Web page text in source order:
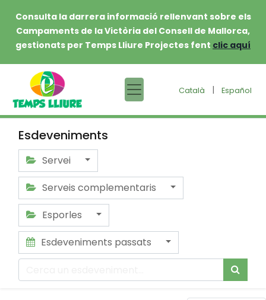
Consulta la darrera informació rellenvant sobre els
Campaments de la Victòria del Consell de Mallorca,
gestionats per Temps Lliure Projectes fent clic aquí
Català | Español
Esdeveniments
Servei
Serveis complementaris
Esporles
Esdeveniments passats